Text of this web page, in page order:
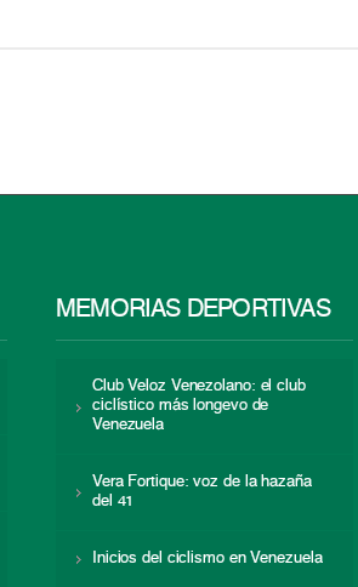
MEMORIAS DEPORTIVAS
Club Veloz Venezolano: el club
ciclístico más longevo de
Venezuela
Vera Fortique: voz de la hazaña
del 41
Inicios del ciclismo en Venezuela